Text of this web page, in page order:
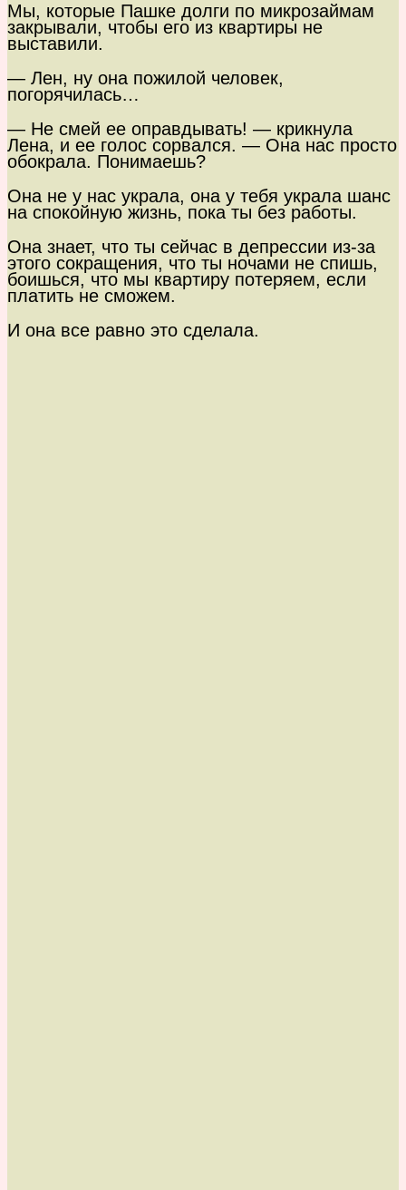
Мы, которые Пашке долги по микрозаймам
закрывали, чтобы его из квартиры не
выставили.
— Лен, ну она пожилой человек,
погорячилась…
— Не смей ее оправдывать! — крикнула
Лена, и ее голос сорвался. — Она нас просто
обокрала. Понимаешь?
Она не у нас украла, она у тебя украла шанс
на спокойную жизнь, пока ты без работы.
Она знает, что ты сейчас в депрессии из-за
этого сокращения, что ты ночами не спишь,
боишься, что мы квартиру потеряем, если
платить не сможем.
И она все равно это сделала.